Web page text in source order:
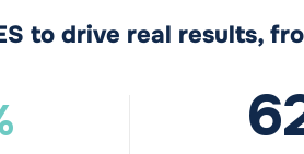
to drive real results,